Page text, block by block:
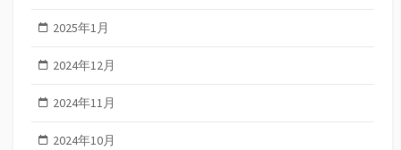
2025年1月
2024年12月
2024年11月
2024年10月